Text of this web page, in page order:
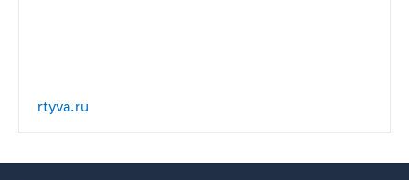
rtyva.ru